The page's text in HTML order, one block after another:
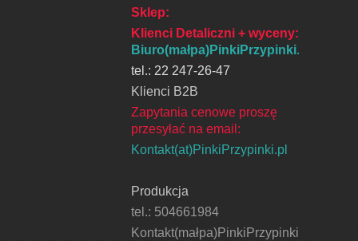
Sklep:
Klienci Detaliczni + wyceny:
Biuro(małpa)PinkiPrzypinki.pl
tel.: 22 247-26-47
Klienci B2B
Zapytania cenowe proszę
przesyłać na email:
Kontakt(at)PinkiPrzypinki.pl
Produkcja
tel.: 504661984
Kontakt(małpa)PinkiPrzypinki.pl